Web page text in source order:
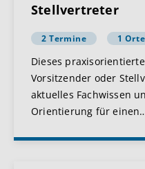
Stellvertreter
2 Termine 1 Orte
Dieses
Vorsitzender oder
aktuelles Fachwissen
Orientierung für einen